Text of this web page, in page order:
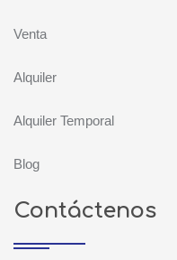
Venta
Alquiler
Alquiler Temporal
Blog
Contáctenos